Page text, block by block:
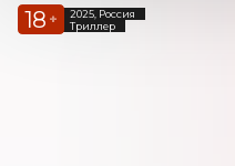
18 +
2025, Россия
Триллер